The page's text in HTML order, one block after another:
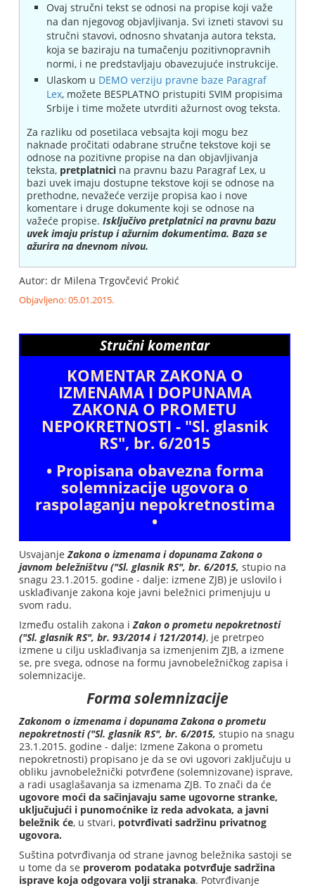
Ovaj stručni tekst se odnosi na propise koji važe
na dan njegovog objavljivanja. Svi izneti stavovi su
stručni stavovi, odnosno shvatanja autora teksta,
koja se baziraju na tumačenju pozitivnopravnih
normi, i ne predstavljaju obavezujuće instrukcije.
Ulaskom u DEMO verziju pravne baze Paragraf
Lex, možete BESPLATNO pristupiti SVIM propisima
Srbije i time možete utvrditi ažurnost ovog teksta.
Za razliku od posetilaca vebsajta koji mogu bez
naknade pročitati odabrane stručne tekstove koji se
odnose na pozitivne propise na dan objavljivanja
teksta, pretplatnici na pravnu bazu Paragraf Lex, u
bazi uvek imaju dostupne tekstove koji se odnose na
prethodne, nevažeće verzije propisa kao i nove
komentare i druge dokumente koji se odnose na
važeće propise.Isključivo pretplatnici na pravnu bazu
uvek imaju pristup i ažurnim dokumentima. Baza se
ažurira na dnevnom nivou.
Autor: dr Milena Trgovčević Prokić
Objavljeno: 05.01.2015.
Stručni komentar
KOMENTAR ZAKONA O
IZMENAMA I DOPUNAMA
ZAKONA O PROMETU
NEPOKRETNOSTI - "Sl. glasnik
RS", br. 6/2015
• Propisana obavezna forma
solemnizacije ugovora o
raspolaganju nepokretnostima
•
Usvajanje Zakona o izmenama i dopunama Zakona o
javnom beležništvu ("Sl. glasnik RS", br. 6/2015,stupio na
snagu 23.1.2015. godine - dalje: izmene ZJB) je uslovilo i
usklađivanje zakona koje javni beležnici primenjuju u
svom radu.
Između ostalih zakona i Zakon o prometu nepokretnosti
("Sl. glasnik RS", br. 93/2014 i 121/2014), je pretrpeo
izmene u cilju usklađivanja sa izmenjenim ZJB, a izmene
se, pre svega, odnose na formu javnobeležničkog zapisa i
solemnizacije.
Forma solemnizacije
Zakonom o izmenama i dopunama Zakona o prometu
nepokretnosti ("Sl. glasnik RS", br. 6/2015,stupio na snagu
23.1.2015. godine - dalje: Izmene Zakona o prometu
nepokretnosti) propisano je da se ovi ugovori zaključuju u
obliku javnobeležnički potvrđene (solemnizovane) isprave,
a radi usaglašavanja sa izmenama ZJB. To znači da će
ugovore moći da sačinjavaju same ugovorne stranke,
uključujući i punomoćnike iz reda advokata, a javni
beležnik će, u stvari, potvrđivati sadržinu privatnog
ugovora.
Suština potvrđivanja od strane javnog beležnika sastoji se
u tome da se proverom podataka potvrđuje sadržina
isprave koja odgovara volji stranaka. Potvrđivanje